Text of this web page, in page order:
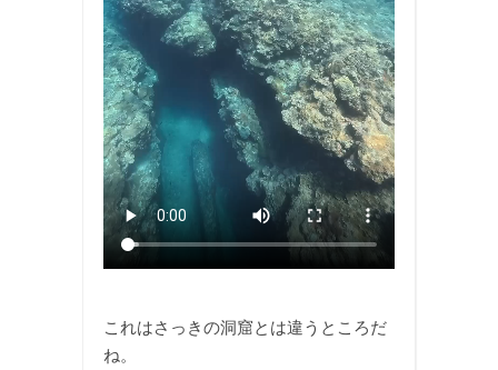
これはさっきの洞窟とは違うところだ
ね。